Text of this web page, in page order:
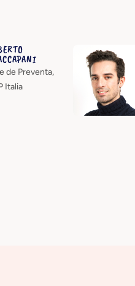
de Preventa,
Italia